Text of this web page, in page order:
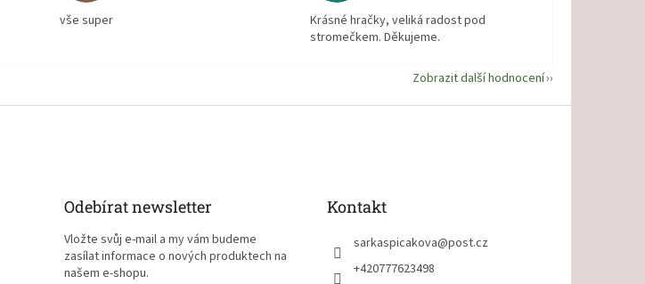
vše super
Krásné hračky, veliká radost pod
stromečkem. Děkujeme.
Zobrazit další hodnocení
Odebírat newsletter
Vložte svůj e-mail a my vám budeme
zasílat informace o nových produktech na
našem e-shopu.
Kontakt
sarkaspicakova@post.cz
+420777623498